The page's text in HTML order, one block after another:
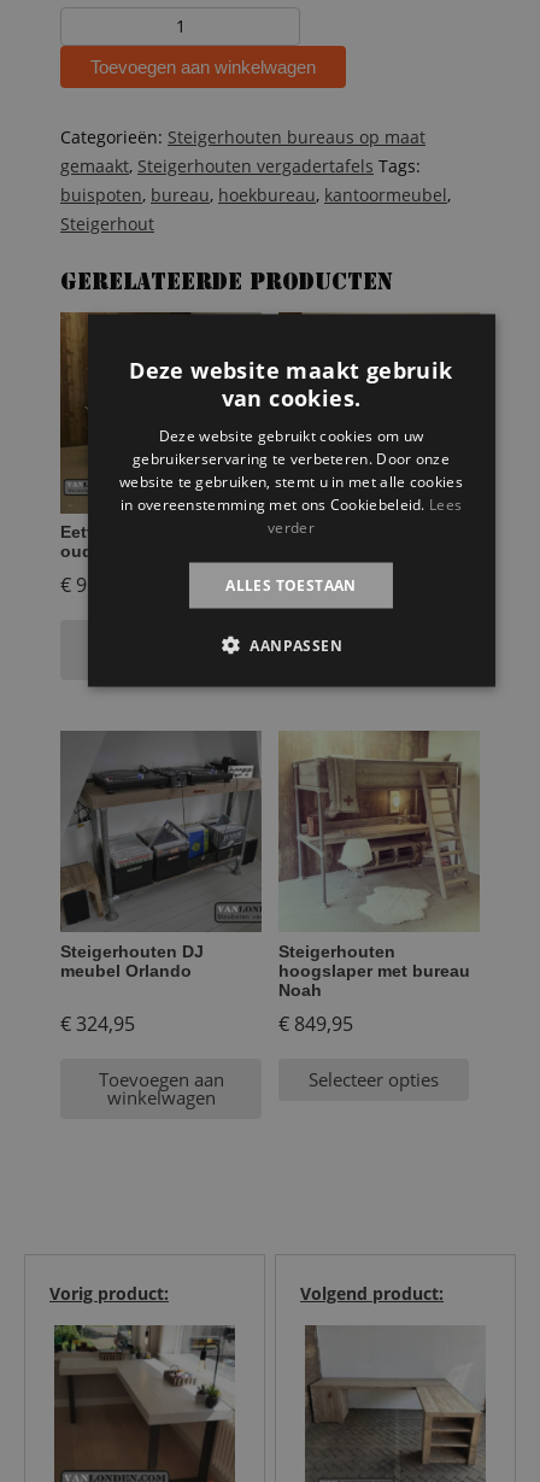
hoekbureau
Toevoegen aan winkelwagen
Categorieën: Steigerhouten bureaus op maat
gemaakt, Steigerhouten vergadertafels Tags:
buispoten, bureau, hoekbureau, kantoormeubel,
Steigerhout
Gerelateerde producten
Eettafel Bastiaan van
oude bowlingbaan
€ 964,95
Toevoegen aan
Steigerhouten bureau
€399,95
Toevoegen aan
winkelwagen
Steigerhouten DJ
meubel Orlando
€324,95
Toevoegen aan
winkelwagen
Steigerhouten
hoogslaper met bureau
Noah
€849,95
Selecteer opties
Volgend product:
Vorig product:
Deze website maakt gebruik
van cookies.
Deze website gebruikt cookies om uw
gebruikerservaring te verbeteren. Door onze
website te gebruiken, stemt u in met alle cookies
in overeenstemming met ons Cookiebeleid. Lees
verder
ALLES TOESTAAN
AANPASSEN